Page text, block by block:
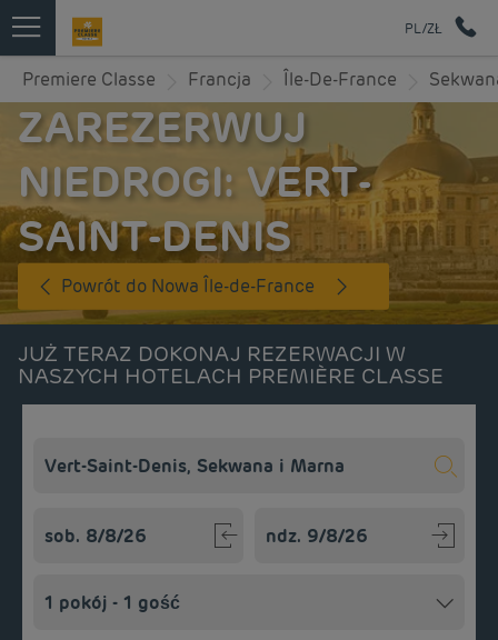
PL/ZŁ
Premiere Classe Francja Île-De-France
ZAREZERWUJ
NIEDROGI: VERT-
SAINT-DENIS
Powrót do Nowa Île-de-France
JUŻ TERAZ DOKONAJ REZERWACJI W
NASZYCH HOTELACH PREMIÈRE CLASSE